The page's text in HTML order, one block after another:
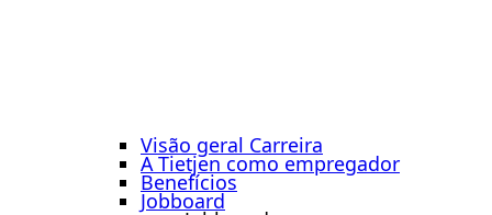
Visão geral Carreira
A Tietjen como empregador
Benefícios
Jobboard